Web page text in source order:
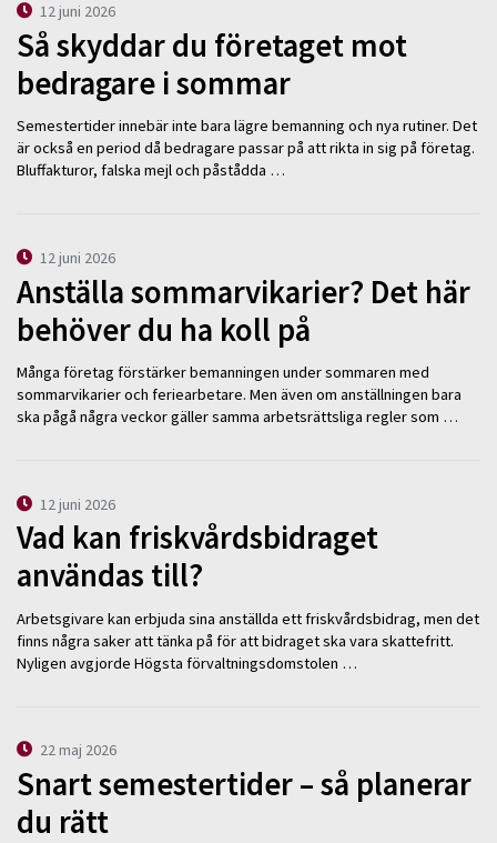
12 juni 2026
Så skyddar du företaget mot
bedragare i sommar
Semestertider innebär inte bara lägre bemanning och nya rutiner. Det
är också en period då bedragare passar på att rikta in sig på företag.
Bluffakturor, falska mejl och påstådda …
12 juni 2026
Anställa sommarvikarier? Det här
behöver du ha koll på
Många företag förstärker bemanningen under sommaren med
sommarvikarier och feriearbetare. Men även om anställningen bara
ska pågå några veckor gäller samma arbetsrättsliga regler som …
12 juni 2026
Vad kan friskvårdsbidraget
användas till?
Arbetsgivare kan erbjuda sina anställda ett friskvårdsbidrag, men det
finns några saker att tänka på för att bidraget ska vara skattefritt.
Nyligen avgjorde Högsta förvaltningsdomstolen …
22 maj 2026
Snart semestertider – så planerar
du rätt